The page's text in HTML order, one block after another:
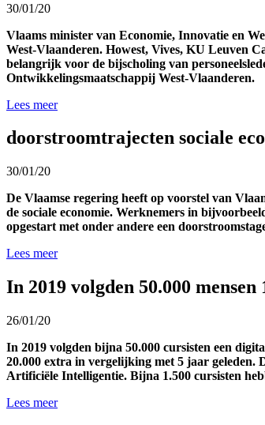
30/01/20
Vlaams minister van Economie, Innovatie en
West-Vlaanderen. Howest, Vives, KU Leuven
belangrijk voor de bijscholing van
Ontwikkelingsmaatschappij West-Vlaanderen.
Lees meer
doorstroomtrajecten sociale
30/01/20
De Vlaamse regering heeft op voorstel van
de sociale economie. Werknemers in
opgestart met onder andere een
Lees meer
In 2019 volgden 50.000
26/01/20
In 2019 volgden bijna 50.000 cursisten een
20.000 extra in vergelijking met 5 jaar geleden.
Artificiële Intelligentie. Bijna 1.500 cursisten
Lees meer